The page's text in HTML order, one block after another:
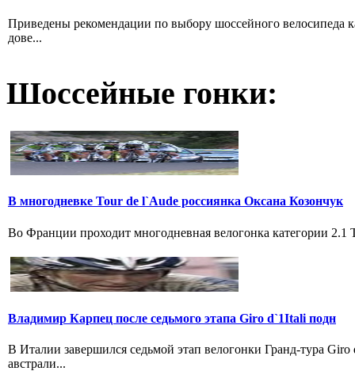
Приведены рекомендации по выбору шоссейного велосипеда
дове...
Шоссейные гонки:
В многодневке Tour de l`Aude россиянка Оксана Козончук
Во Франции проходит многодневная велогонка категории
Владимир Карпец после седьмого этапа Giro d`1Itali подн
В Италии завершился седьмой этап велогонки Гранд-тура
австрали...